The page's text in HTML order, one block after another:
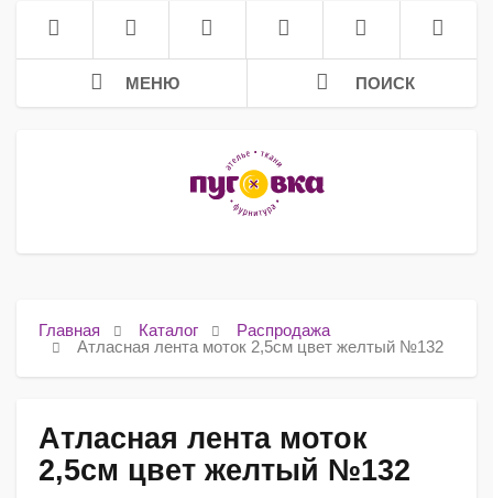
МЕНЮ ПОИСК
Главная Каталог
Распродажа
Атласная лента моток 2,5см цвет желтый №132
Атласная лента моток
2,5см цвет желтый №132